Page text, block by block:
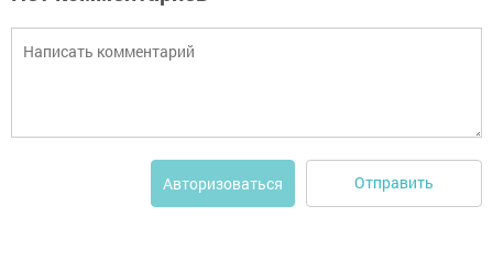
Авторизоваться Отправить